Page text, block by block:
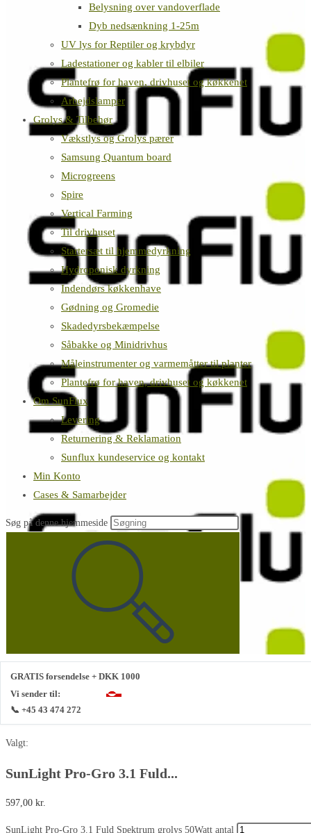
Belysning over vandoverflade
Dyb nedsænkning 1-25m
UV lys for Reptiler og krybdyr
Ladestationer og kabler til elbiler
Plantefrø for haven, drivhuset og køkkenet
Arbejdslamper
Grolys & Tilbehør
Vækstlys og Grolys pærer
Samsung Quantum board
Microgreens
Spire
Vertical Farming
Til drivhuset
Startersæt til hjemmedyrkning
Hydroponisk dyrkning
Indendørs køkkenhave
Gødning og Gromedie
Skadedyrsbekæmpelse
Såbakke og Minidrivhus
Måleinstrumenter og varmemåtter til planter
Plantefrø for haven, drivhuset og køkkenet
Om SunFlux
Levering
Returnering & Reklamation
Sunflux kundeservice og kontakt
Min Konto
Cases & Samarbejder
Søg på denne hjemmeside
GRATIS forsendelse + DKK 1000
Vi sender til:
📞 +45 43 474 272
Valgt:
SunLight Pro-Gro 3.1 Fuld...
597,00 kr.
SunLight Pro-Gro 3.1 Fuld Spektrum grolys 50Watt antal